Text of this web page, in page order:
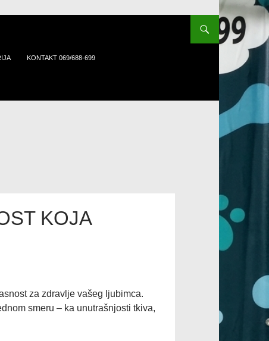
KONTAKT 069/688-699
KOJA
za zdravlje vašeg ljubimca.
smeru – ka unutrašnjosti tkiva,